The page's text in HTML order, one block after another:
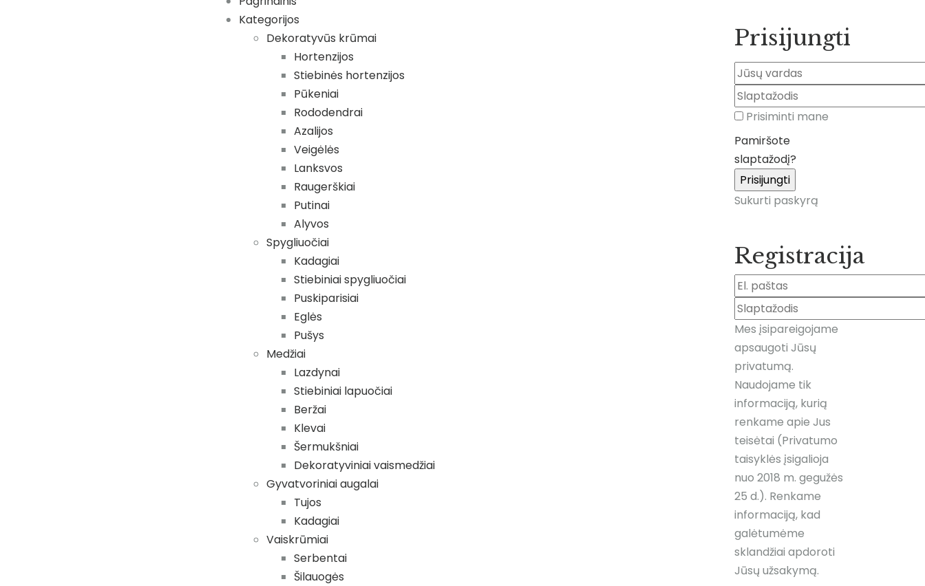
Kategorijos
Dekoratyvūs krūmai
Hortenzijos
Stiebinės hortenzijos
Pūkeniai
Rododendrai
Azalijos
Veigėlės
Lanksvos
Raugerškiai
Putinai
Alyvos
Spygliuočiai
Kadagiai
Stiebiniai spygliuočiai
Puskiparisiai
Eglės
Pušys
Medžiai
Lazdynai
Stiebiniai lapuočiai
Beržai
Klevai
Šermukšniai
Dekoratyviniai vaismedžiai
Gyvatvoriniai augalai
Tujos
Kadagiai
Vaiskrūmiai
Serbentai
Šilauogės
Prisijungti
Prisiminti mane
Pamiršote
slaptažodį?
Sukurti paskyrą
Registracija
Mes įsipareigojame
apsaugoti Jūsų
privatumą.
Naudojame tik
informaciją, kurią
renkame apie Jus
teisėtai (Privatumo
taisyklės įsigalioja
nuo 2018 m. gegužės
25 d.). Renkame
informaciją, kad
galėtumėme
sklandžiai apdoroti
Jūsų užsakymą.